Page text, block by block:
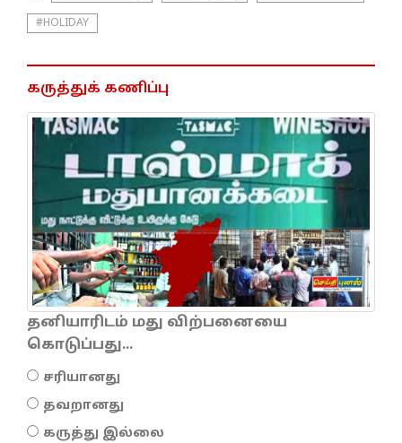
#HOLIDAY
கருத்துக் கணிப்பு
தனியாரிடம் மது விற்பனையை
கொடுப்பது...
சரியானது
தவறானது
கருத்து இல்லை